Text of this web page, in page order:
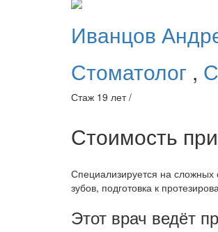
Иванцов
Стоматолог ,
Стаж 19 лет /
Стоимость
Специализируется на сложных
зубов, подготовка к
Этот врач ведёт